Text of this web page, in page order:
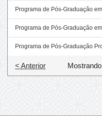
Programa de Pós-Graduação
Programa de Pós-Graduação
Programa de Pós-Graduação
< Anterior